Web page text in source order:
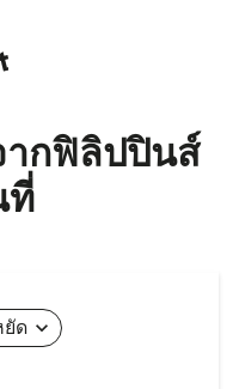
ากฟิลิปปินส์
ที่
ยัด expand_more